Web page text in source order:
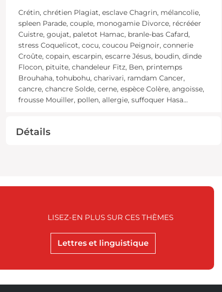
Crétin, chrétien Plagiat, esclave Chagrin, mélancolie,
spleen Parade, couple, monogamie Divorce, récrééer
Cuistre, goujat, paletot Hamac, branle-bas Cafard,
stress Coquelicot, cocu, coucou Peignoir, connerie
Croûte, copain, escarpin, escarre Jésus, boudin, dinde
Flocon, pituite, chandeleur Fitz, Ben, printemps
Brouhaha, tohubohu, charivari, ramdam Cancer,
cancre, chancre Solde, cerne, espèce Colère, angoisse,
frousse Mouiller, pollen, allergie, suffoquer Hasa...
Détails
Lettres et linguistique
LISEZ-EN PLUS SUR CES THÈMES